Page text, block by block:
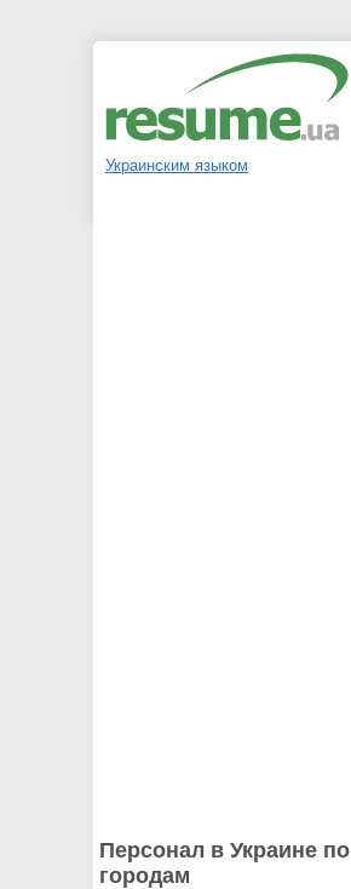
Украинским языком
Персонал в Украине по
городам